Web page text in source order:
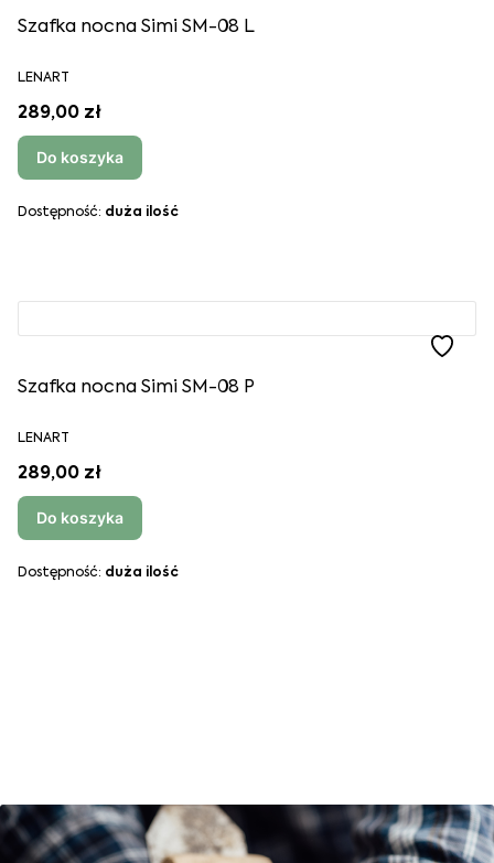
Szafka nocna Simi SM-08 L
LENART
289,00 zł
Do koszyka
Dostępność: duża ilość
Szafka nocna Simi SM-08 P
LENART
289,00 zł
Do koszyka
Dostępność: duża ilość